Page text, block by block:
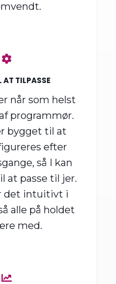
AT TILPASSE
når som helst
programmør.
bygget til at
efter
så I kan
at passe til jer.
det intuitivt i
alle på holdet
med.